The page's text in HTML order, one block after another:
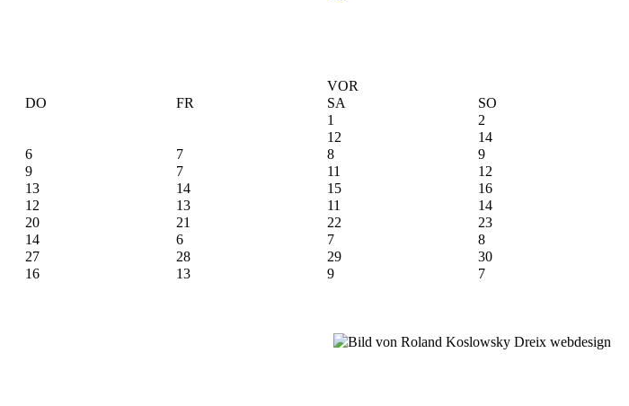
VOR
DO FR SA
SO
1
12
2
14
6
9
7
7
8
11
9
12
13
12
14
13
15
11
16
14
20
14
21
6
22
7
23
8
27
16
28
13
29
9
30
7